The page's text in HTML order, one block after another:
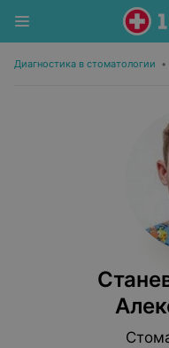
Диагностика в стоматологии •